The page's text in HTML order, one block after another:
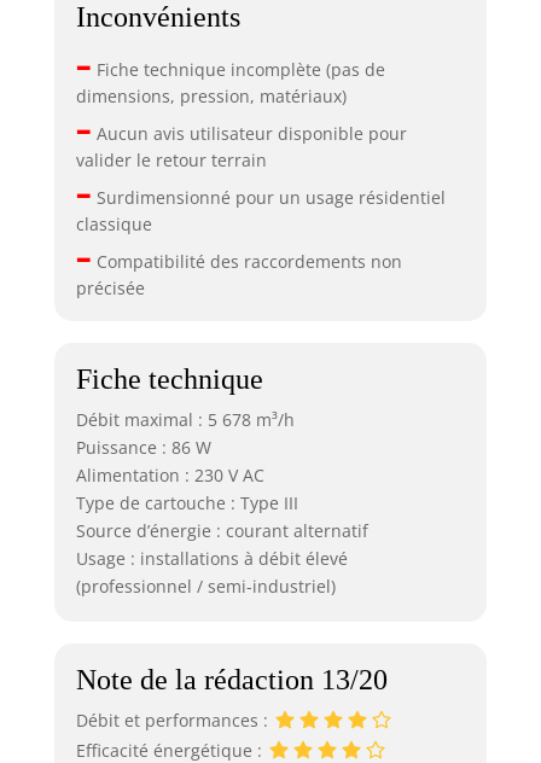
Inconvénients
– Fiche technique incomplète (pas de
dimensions, pression, matériaux)
– Aucun avis utilisateur disponible pour
valider le retour terrain
– Surdimensionné pour un usage résidentiel
classique
– Compatibilité des raccordements non
précisée
Fiche technique
Débit maximal : 5 678 m³/h
Puissance : 86 W
Alimentation : 230 V AC
Type de cartouche : Type III
Source d’énergie : courant alternatif
Usage : installations à débit élevé
(professionnel / semi-industriel)
Note de la rédaction 13/20
Débit et performances :
Efficacité énergétique :